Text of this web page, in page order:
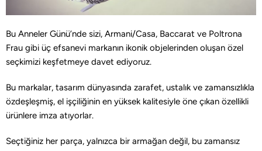
Bu Anneler Günü’nde sizi, Armani/Casa, Baccarat ve Poltrona
Frau gibi üç efsanevi markanın ikonik objelerinden oluşan özel
seçkimizi keşfetmeye davet ediyoruz.
Bu markalar, tasarım dünyasında zarafet, ustalık ve zamansızlıkla
özdeşleşmiş, el işçiliğinin en yüksek kalitesiyle öne çıkan özellikli
ürünlere imza atıyorlar.
Seçtiğiniz her parça, yalnızca bir armağan değil, bu zamansız